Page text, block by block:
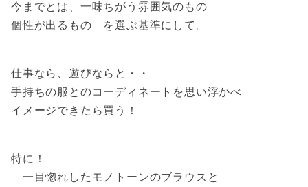
今までとは、一味ちがう雰囲気のもの
個性が出るもの を選ぶ基準にして。
仕事なら、遊びならと・・
手持ちの服とのコーディネートを思い浮かべ
イメージできたら買う！
特に！
一目惚れしたモノトーンのブラウスと